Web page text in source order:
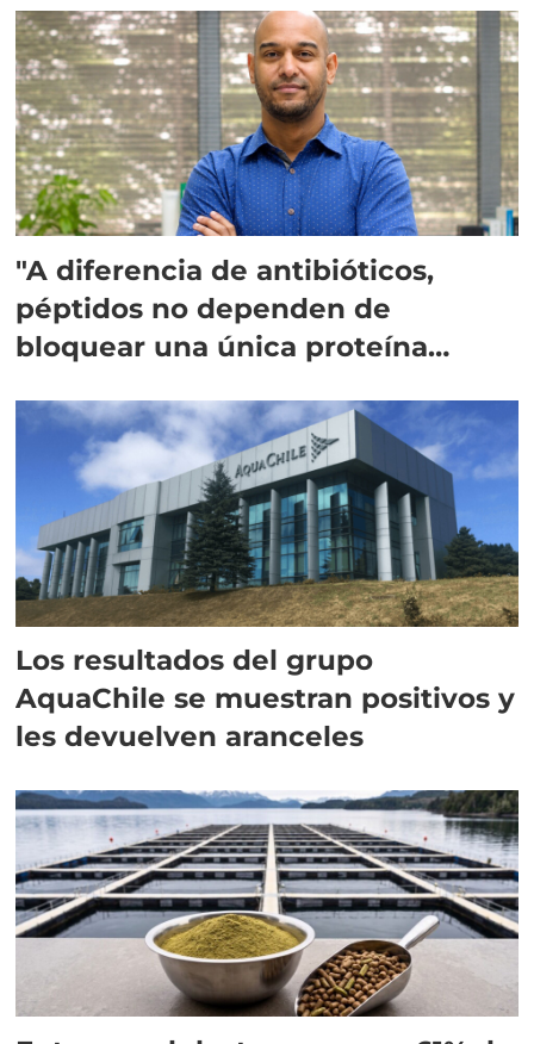
"A diferencia de antibióticos,
péptidos no dependen de
bloquear una única proteína
Los resultados del grupo
AquaChile se muestran positivos y
les devuelven aranceles